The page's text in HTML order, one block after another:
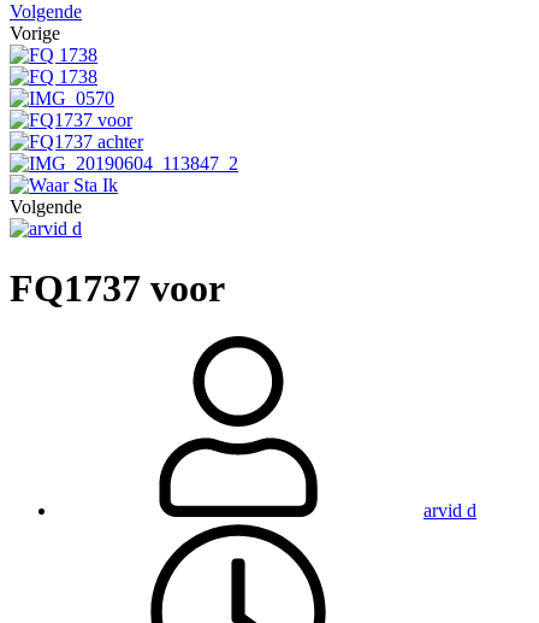
Volgende
Vorige
Volgende
FQ1737 voor
arvid d